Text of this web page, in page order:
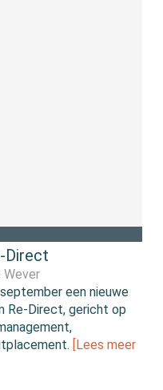
Direct
Wever
een nieuwe
Re-Direct, gericht op
[Lees meer